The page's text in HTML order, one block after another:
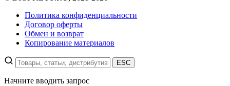
Политика конфиденциальности
Договор оферты
Обмен и возврат
Копирование материалов
ESC
Начните вводить запрос